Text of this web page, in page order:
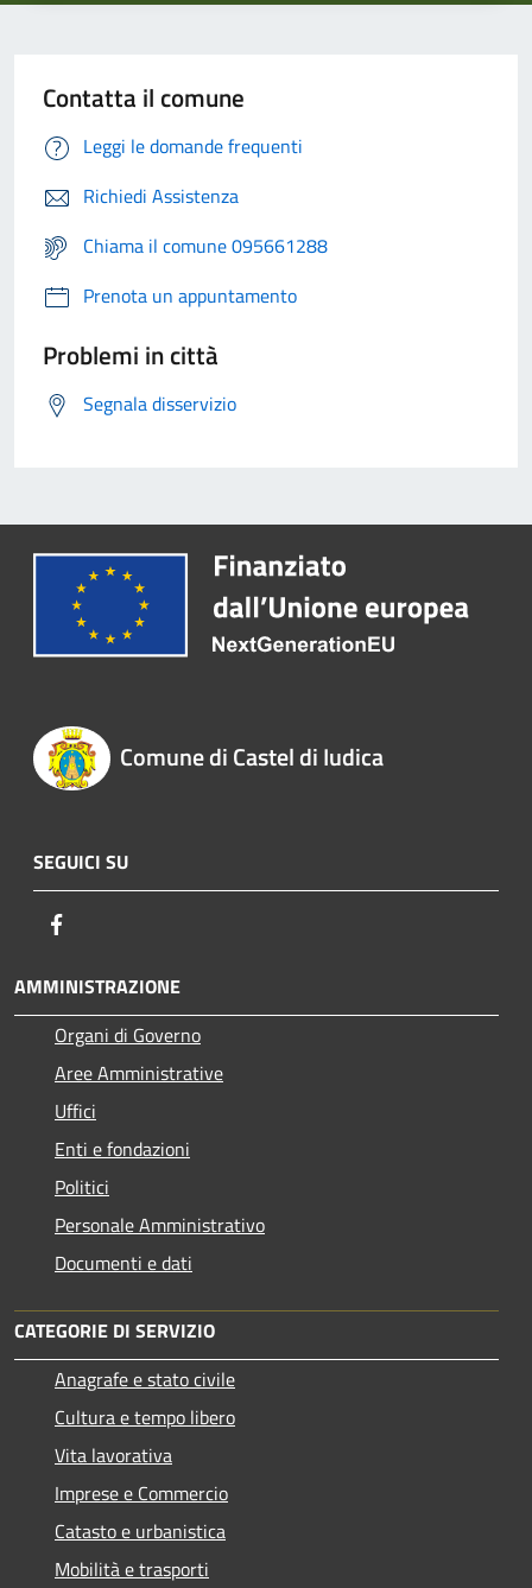
Contatta il comune
Leggi le domande frequenti
Richiedi Assistenza
Chiama il comune 095661288
Prenota un appuntamento
Problemi in città
Segnala disservizio
Comune di Castel di Iudica
SEGUICI SU
AMMINISTRAZIONE
Organi di Governo
Aree Amministrative
Uffici
Enti e fondazioni
Politici
Personale Amministrativo
Documenti e dati
CATEGORIE DI SERVIZIO
Anagrafe e stato civile
Cultura e tempo libero
Vita lavorativa
Imprese e Commercio
Catasto e urbanistica
Mobilità e trasporti